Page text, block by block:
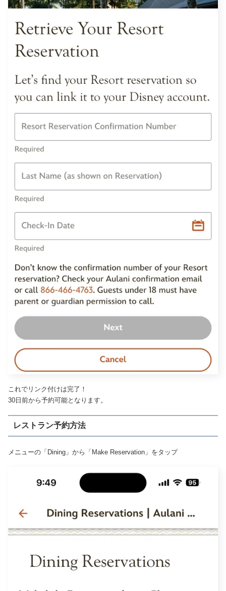
これでリンク付けは完了！
30日前から予約可能となります。
レストラン予約方法
メニューの「Dining」から「Make Reservation」をタップ